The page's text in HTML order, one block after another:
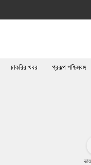
চাকরির খবর প্রকল্প পশ্চিমবঙ্গ